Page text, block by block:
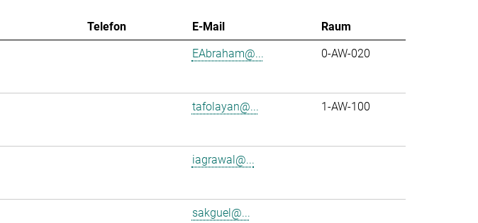
Telefon E-Mail
Raum
EAbraham@... 0-AW-020
tafolayan@... 1-AW-100
iagrawal@...
sakguel@...